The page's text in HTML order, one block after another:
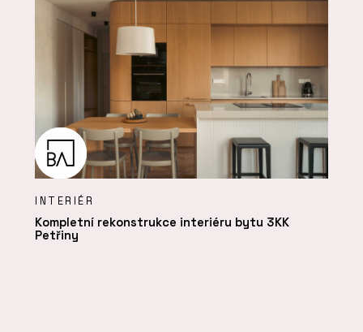
INTERIÉR
Kompletní rekonstrukce interiéru bytu 3KK
Petřiny